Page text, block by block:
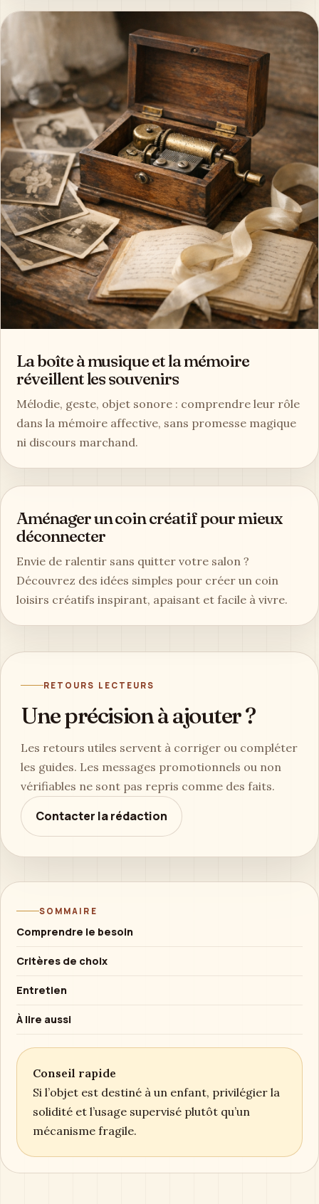
La boîte à musique et la mémoire
réveillent les souvenirs
Mélodie, geste, objet sonore : comprendre leur rôle
dans la mémoire affective, sans promesse magique
ni discours marchand.
Aménager un coin créatif pour mieux
déconnecter
Envie de ralentir sans quitter votre salon ?
Découvrez des idées simples pour créer un coin
loisirs créatifs inspirant, apaisant et facile à vivre.
RETOURS LECTEURS
Une précision à ajouter ?
Les retours utiles servent à corriger ou compléter
les guides. Les messages promotionnels ou non
vérifiables ne sont pas repris comme des faits.
Contacter la rédaction
SOMMAIRE
Comprendre le besoin
Critères de choix
Entretien
À lire aussi
Conseil rapide
Si l’objet est destiné à un enfant, privilégier la
solidité et l’usage supervisé plutôt qu’un
mécanisme fragile.